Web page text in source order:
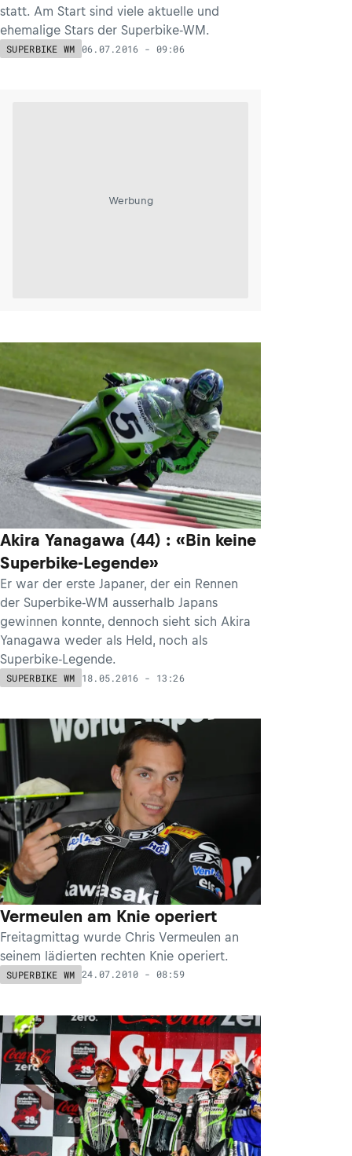
statt. Am Start sind viele aktuelle und
ehemalige Stars der Superbike-WM.
SUPERBIKE WM 06.07.2016 - 09:06
Werbung
Akira Yanagawa (44) : «Bin keine
Superbike-Legende»
Er war der erste Japaner, der ein Rennen
der Superbike-WM ausserhalb Japans
gewinnen konnte, dennoch sieht sich Akira
Yanagawa weder als Held, noch als
Superbike-Legende.
SUPERBIKE WM 18.05.2016 - 13:26
Vermeulen am Knie operiert
Freitagmittag wurde Chris Vermeulen an
seinem lädierten rechten Knie operiert.
SUPERBIKE WM 24.07.2010 - 08:59